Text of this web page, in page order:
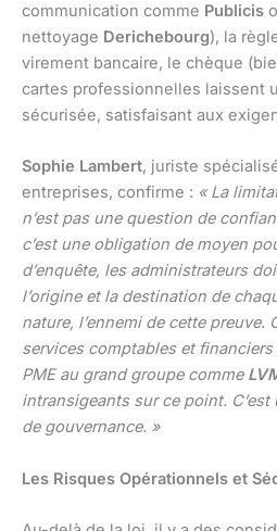
communication comme Publicis
nettoyage Derichebourg), la
virement bancaire, le chèque
cartes professionnelles laissent
sécurisée, satisfaisant aux
Sophie Lambert, juriste
entreprises, confirme : « La
n’est pas une question de
c’est une obligation de moyen
d’enquête, les administrateurs
l’origine et la destination de
nature, l’ennemi de cette preuve.
services comptables et
PME au grand groupe comme
intransigeants sur ce point.
de gouvernance. »
Les Risques Opérationnels et